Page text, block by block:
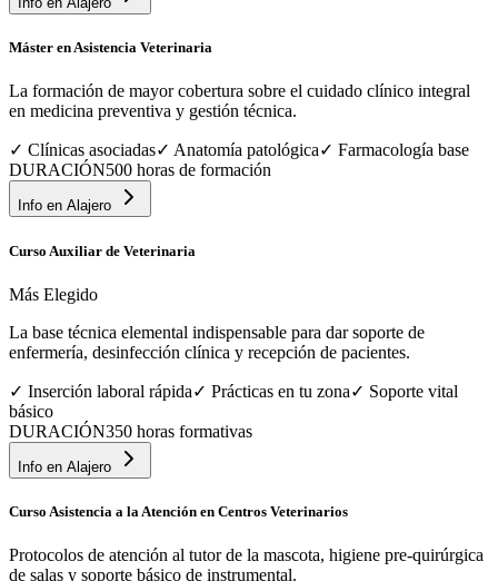
Máster en Asistencia Veterinaria
La formación de mayor cobertura sobre el cuidado clínico integral
en medicina preventiva y gestión técnica.
✓ Clínicas asociadas✓ Anatomía patológica✓ Farmacología base
DURACIÓN500 horas de formación
Info en Alajero
Curso Auxiliar de Veterinaria
Más Elegido
La base técnica elemental indispensable para dar soporte de
enfermería, desinfección clínica y recepción de pacientes.
✓ Inserción laboral rápida✓ Prácticas en tu zona✓ Soporte vital
básico
DURACIÓN350 horas formativas
Info en Alajero
Curso Asistencia a la Atención en Centros Veterinarios
Protocolos de atención al tutor de la mascota, higiene pre-quirúrgica
de salas y soporte básico de instrumental.